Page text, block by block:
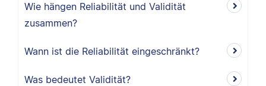
Wie hängen Reliabilität und Validität
zusammen?
Wann ist die Reliabilität eingeschränkt?
Was bedeutet Validität?